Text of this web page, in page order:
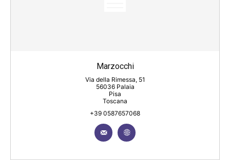
Marzocchi
Via della Rimessa, 51
56036 Palaia
Pisa
Toscana
+39 0587657068